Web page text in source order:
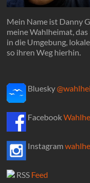
Mein Name ist Danny
meine Wahlheimat,
in die Umgebung,
so ihren Weg hierhin.
Bluesky
Facebook
Instagram
RSS Feed